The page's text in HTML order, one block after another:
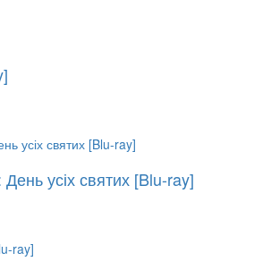
усіх святих [Blu-ray]